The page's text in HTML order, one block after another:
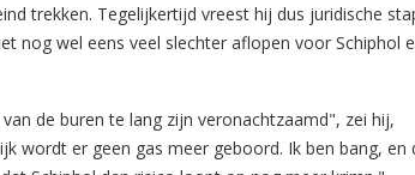
trekken. Tegelijkertijd vreest hij dus juridische
nog wel eens veel slechter aflopen voor Schiphol
de buren te lang zijn veronachtzaamd", zei hij,
wordt er geen gas meer geboord. Ik ben bang, en